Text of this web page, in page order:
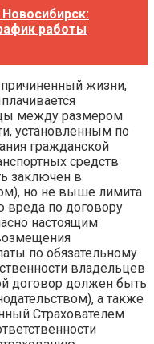
работы
жизни,
между размером
установленным по
гражданской
средств
заключен в
но не выше лимита
вреда по договору
настоящим
по обязательному
владельцев
договор должен быть
а также
Страхователем